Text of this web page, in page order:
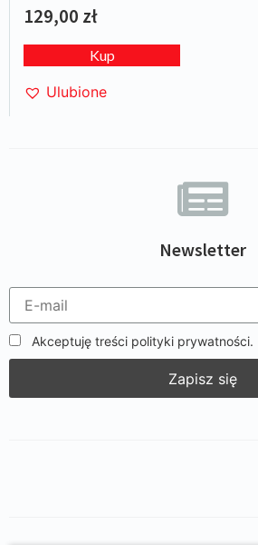
Newsletter
Akceptuję treści polityki prywatności.
129,00 zł
Kup
Ulubione